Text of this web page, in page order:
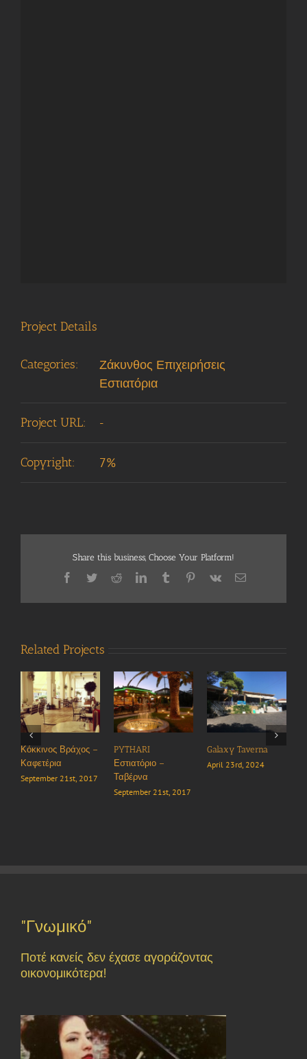
Project Details
Categories:
Ζάκυνθος Επιχειρήσεις
Εστιατόρια
Project URL: -
Copyright: 7%
Share this business, Choose Your Platform!
Facebook
TwitterRedditLinkedInTumblr Pinterest
Vk Email
Related Projects
Κόκκινος Βράχος –
Καφετέρια
September 21st, 2017
PYTHARI
Εστιατόριο –
Ταβέρνα
September 21st, 2017
Galaxy Taverna
April 23rd, 2024
"Γνωμικό"
Ποτέ κανείς δεν έχασε αγοράζοντας
οικονομικότερα!